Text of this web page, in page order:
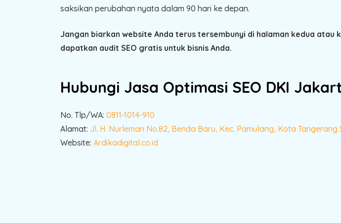
saksikan perubahan nyata dalam 90 hari ke depan.
Jangan biarkan website Anda terus tersembunyi di halaman kedua atau
dapatkan audit SEO gratis untuk bisnis Anda.
Hubungi Jasa Optimasi SEO DKI
No. Tlp/WA: 0811-1014-910
Alamat: Jl. H. Nurleman No.82, Benda Baru, Kec. Pamulang, Kota Tangerang
Website: Ardikadigital.co.id